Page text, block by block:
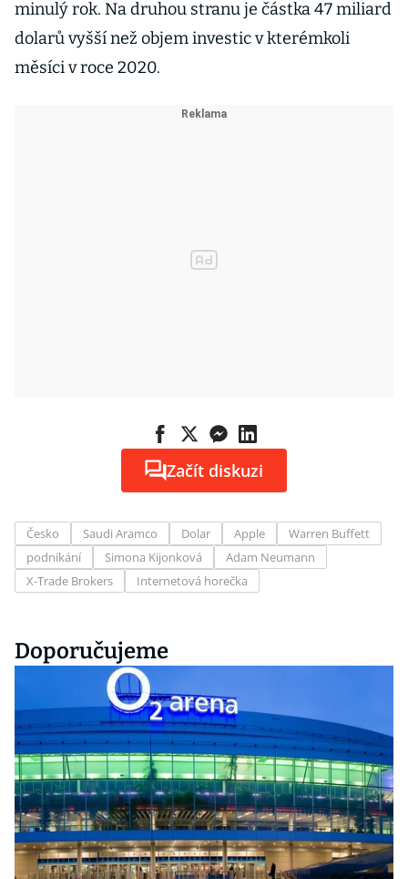
minulý rok. Na druhou stranu je částka 47 miliard
dolarů vyšší než objem investic v kterémkoli
měsíci v roce 2020.
Začít diskuzi
Česko Saudi Aramco Dolar Apple
Warren Buffett
podnikání
Simona Kijonková
Adam Neumann
X-Trade Brokers
Internetová horečka
Doporučujeme